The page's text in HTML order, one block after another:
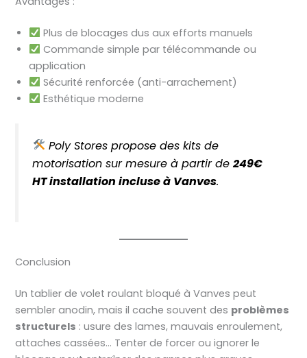
Plus de blocages dus aux efforts manuels
Commande simple par télécommande ou
application
Sécurité renforcée (anti-arrachement)
Esthétique moderne
Poly Stores propose des kits de
motorisation sur mesure à partir de249€
HT installation incluse à Vanves.
Conclusion
Un tablier de volet roulant bloqué à Vanves peut
sembler anodin, mais il cache souvent des problèmes
structurels : usure des lames, mauvais enroulement,
attaches cassées… Tenter de forcer ou ignorer le